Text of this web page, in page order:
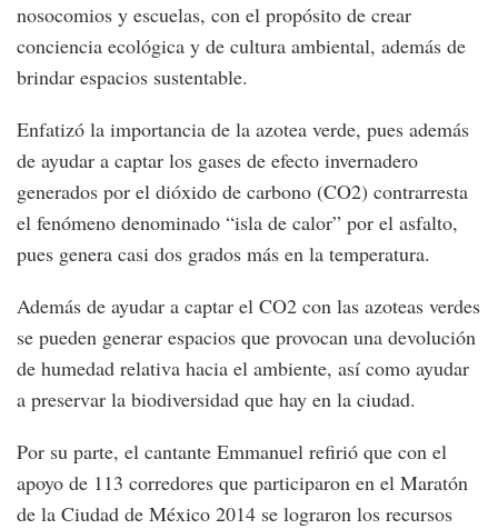
nosocomios y escuelas, con el propósito de crear
conciencia ecológica y de cultura ambiental, además de
brindar espacios sustentable.
Enfatizó la importancia de la azotea verde, pues además
de ayudar a captar los gases de efecto invernadero
generados por el dióxido de carbono (CO2) contrarresta
el fenómeno denominado “isla de calor” por el asfalto,
pues genera casi dos grados más en la temperatura.
Además de ayudar a captar el CO2 con las azoteas verdes
se pueden generar espacios que provocan una devolución
de humedad relativa hacia el ambiente, así como ayudar
a preservar la biodiversidad que hay en la ciudad.
Por su parte, el cantante Emmanuel refirió que con el
apoyo de 113 corredores que participaron en el Maratón
de la Ciudad de México 2014 se lograron los recursos